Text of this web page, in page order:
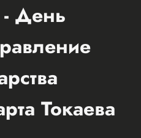
- День
Токаева